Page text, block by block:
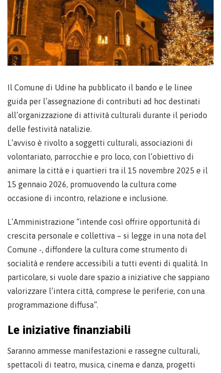
Il Comune di Udine ha pubblicato il bando e le linee
guida per l’assegnazione di contributi ad hoc destinati
all’organizzazione di attività culturali durante il periodo
delle festività natalizie.
L’avviso è rivolto a soggetti culturali, associazioni di
volontariato, parrocchie e pro loco, con l’obiettivo di
animare la città e i quartieri tra il 15 novembre 2025 e il
15 gennaio 2026, promuovendo la cultura come
occasione di incontro, relazione e inclusione.
L’Amministrazione “intende così offrire opportunità di
crescita personale e collettiva – si legge in una nota del
Comune -, diffondere la cultura come strumento di
socialità e rendere accessibili a tutti eventi di qualità. In
particolare, si vuole dare spazio a iniziative che sappiano
valorizzare l’intera città, comprese le periferie, con una
programmazione diffusa”.
Le iniziative finanziabili
Saranno ammesse manifestazioni e rassegne culturali,
spettacoli di teatro, musica, cinema e danza, progetti